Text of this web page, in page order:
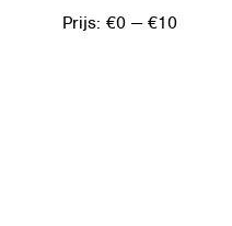
Prijs: €0 — €10